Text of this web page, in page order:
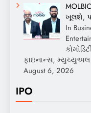
ખૂલશે,
In
ફાઇનાન્સ,
August 6, 2026
IPO